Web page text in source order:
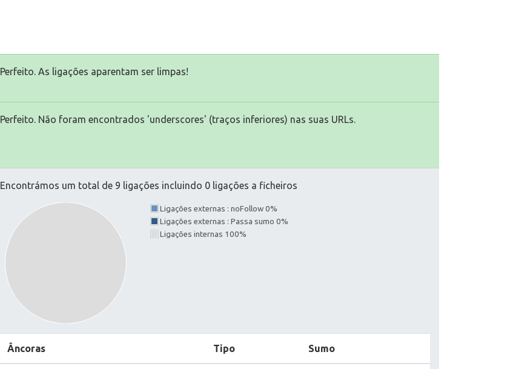
Perfeito. As ligações aparentam ser limpas!
Perfeito. Não foram encontrados 'underscores' (traços inferiores) nas suas URLs.
Encontrámos um total de 9 ligações incluindo 0 ligações a ficheiros
Ligações externas : noFollow 0%
Ligações externas : Passa sumo 0%
Ligações internas 100%
Âncoras Tipo Sumo